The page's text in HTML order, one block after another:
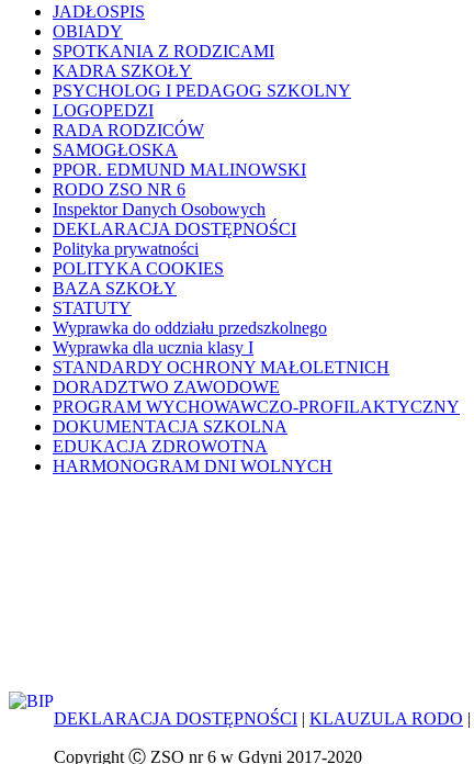
JADŁOSPIS
OBIADY
SPOTKANIA Z RODZICAMI
KADRA SZKOŁY
PSYCHOLOG I PEDAGOG SZKOLNY
LOGOPEDZI
RADA RODZICÓW
SAMOGŁOSKA
PPOR. EDMUND MALINOWSKI
RODO ZSO NR 6
Inspektor Danych Osobowych
DEKLARACJA DOSTĘPNOŚCI
Polityka prywatności
POLITYKA COOKIES
BAZA SZKOŁY
STATUTY
Wyprawka do oddziału przedszkolnego
Wyprawka dla ucznia klasy I
STANDARDY OCHRONY MAŁOLETNICH
DORADZTWO ZAWODOWE
PROGRAM WYCHOWAWCZO-PROFILAKTYCZNY
DOKUMENTACJA SZKOLNA
EDUKACJA ZDROWOTNA
HARMONOGRAM DNI WOLNYCH
DEKLARACJA DOSTĘPNOŚCI | KLAUZULA RODO |
Copyright Ⓒ ZSO nr 6 w Gdyni 2017-2020